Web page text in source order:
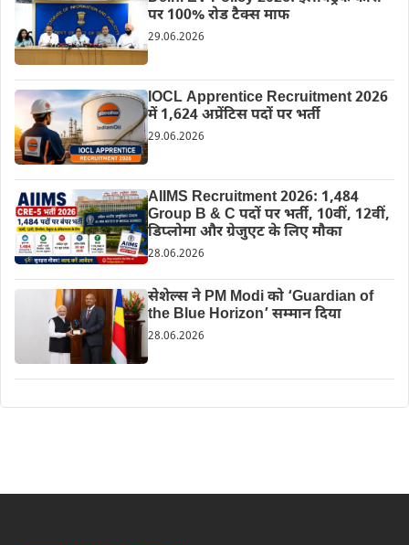
पर 100% रोड टैक्स माफ
29.06.2026
IOCL Apprentice Recruitment 2026
में 1,624 अप्रेंटिस पदों पर भर्ती
29.06.2026
AIIMS Recruitment 2026: 1,484
Group B & C पदों पर भर्ती, 10वीं, 12वीं,
डिप्लोमा और ग्रेजुएट के लिए मौका
28.06.2026
सेशेल्स ने PM Modi को ‘Guardian of
the Blue Horizon’ सम्मान दिया
28.06.2026